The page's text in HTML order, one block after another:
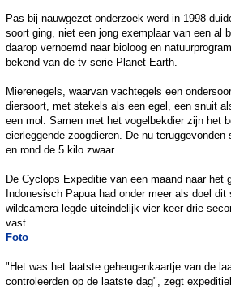
Pas bij nauwgezet onderzoek werd in 1998
soort ging, niet een jong exemplaar van een al
daarop vernoemd naar bioloog en
bekend van de tv-serie Planet Earth.
Mierenegels, waarvan vachtegels een
diersoort, met stekels als een egel, een snuit
een mol. Samen met het vogelbekdier zijn het
eierleggende zoogdieren. De nu
en rond de 5 kilo zwaar.
De Cyclops Expeditie van een maand naar het
Indonesisch Papua had onder meer als doel
wildcamera legde uiteindelijk vier keer drie
vast.
Foto
"Het was het laatste geheugenkaartje van de
controleerden op de laatste dag", zegt